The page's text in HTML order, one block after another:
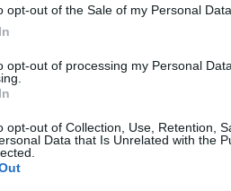
opt-out of the Sale of my Personal Data.
opt-out of processing my Personal
opt-out of Collection, Use, Retention,
Data that Is Unrelated with the